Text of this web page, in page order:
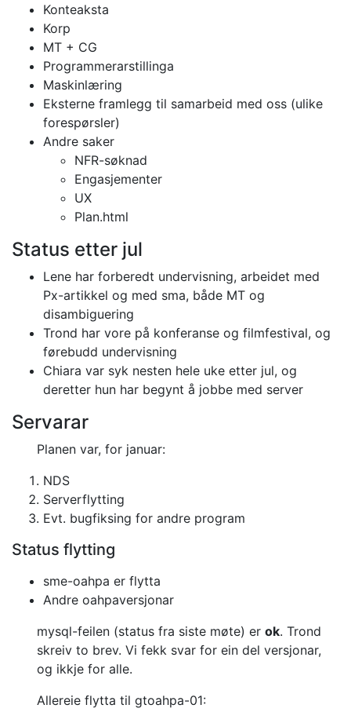
Konteaksta
Korp
MT + CG
Programmerarstillinga
Maskinlæring
Eksterne framlegg til samarbeid med oss (ulike
forespørsler)
Andre saker
NFR-søknad
Engasjementer
UX
Plan.html
Status etter jul
Lene har forberedt undervisning, arbeidet med
Px-artikkel og med sma, både MT og
disambiguering
Trond har vore på konferanse og filmfestival, og
førebudd undervisning
Chiara var syk nesten hele uke etter jul, og
deretter hun har begynt å jobbe med server
Servarar
Planen var, for januar:
NDS
Serverflytting
Evt. bugfiksing for andre program
Status flytting
sme-oahpa er flytta
Andre oahpaversjonar
mysql-feilen (status fra siste møte) er ok. Trond
skreiv to brev. Vi fekk svar for ein del versjonar,
og ikkje for alle.
Allereie flytta til gtoahpa-01: